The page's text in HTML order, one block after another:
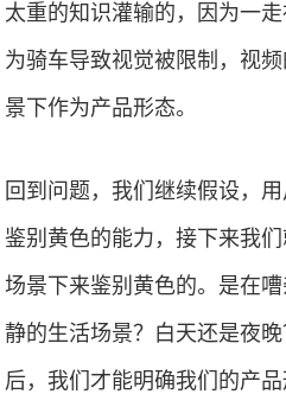
太重的知识灌输的，因为一
为骑车导致视觉被限制，视
景下作为产品形态。
回到问题，我们继续假设，
鉴别黄色的能力，接下来我
场景下来鉴别黄色的。是在
静的生活场景？白天还是夜
后，我们才能明确我们的产